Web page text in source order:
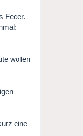
Feder.
wollen
eine